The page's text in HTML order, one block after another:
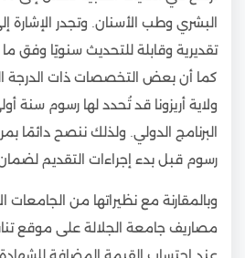
البشري وطب الأسنان. وتجدر الإشارة
تقديرية وقابلة للتحديث سنويًا وفق
كما أن بعض التخصصات ذات الدرجة
ولاية أريزونا قد تُحدد لها رسوم سنة
البرنامج الدولي. ولذلك ننصح دائمًا
رسوم قبل بدء إجراءات التقديم
وبالمقارنة مع نظيراتها من الجامعات
مصاريف جامعة الجلالة على موقع
عند احتساب القيمة المضافة للشهادة